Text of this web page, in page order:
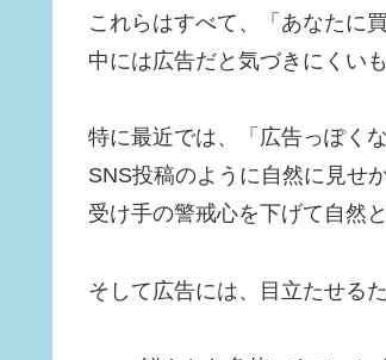
これらはすべて、「あなたに
中には広告だと気づきにくい
特に最近では、「広告っぽく
SNS投稿のように自然に見せ
受け手の警戒心を下げて自然
そして広告には、目立たせる